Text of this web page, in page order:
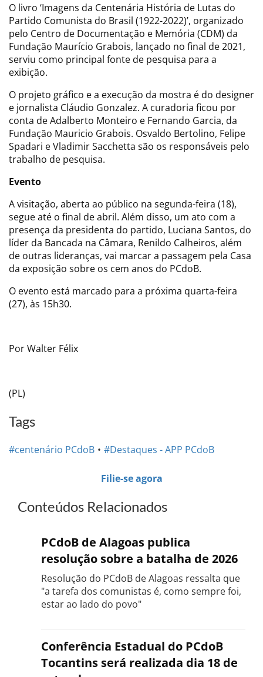
O livro ‘Imagens da Centenária História de Lutas do
Partido Comunista do Brasil (1922-2022)’, organizado
pelo Centro de Documentação e Memória (CDM) da
Fundação Maurício Grabois, lançado no final de 2021,
serviu como principal fonte de pesquisa para a
exibição.
O projeto gráfico e a execução da mostra é do designer
e jornalista Cláudio Gonzalez. A curadoria ficou por
conta de Adalberto Monteiro e Fernando Garcia, da
Fundação Mauricio Grabois. Osvaldo Bertolino, Felipe
Spadari e Vladimir Sacchetta são os responsáveis pelo
trabalho de pesquisa.
Evento
A visitação, aberta ao público na segunda-feira (18),
segue até o final de abril. Além disso, um ato com a
presença da presidenta do partido, Luciana Santos, do
líder da Bancada na Câmara, Renildo Calheiros, além
de outras lideranças, vai marcar a passagem pela Casa
da exposição sobre os cem anos do PCdoB.
O evento está marcado para a próxima quarta-feira
(27), às 15h30.
Por Walter Félix
(PL)
Tags
#centenário PCdoB #Destaques - APP PCdoB
Filie-se agora
Conteúdos Relacionados
PCdoB de Alagoas publica
resolução sobre a batalha de 2026
Resolução do PCdoB de Alagoas ressalta que
"a tarefa dos comunistas é, como sempre foi,
estar ao lado do povo"
Conferência Estadual do PCdoB
Tocantins será realizada dia 18 de